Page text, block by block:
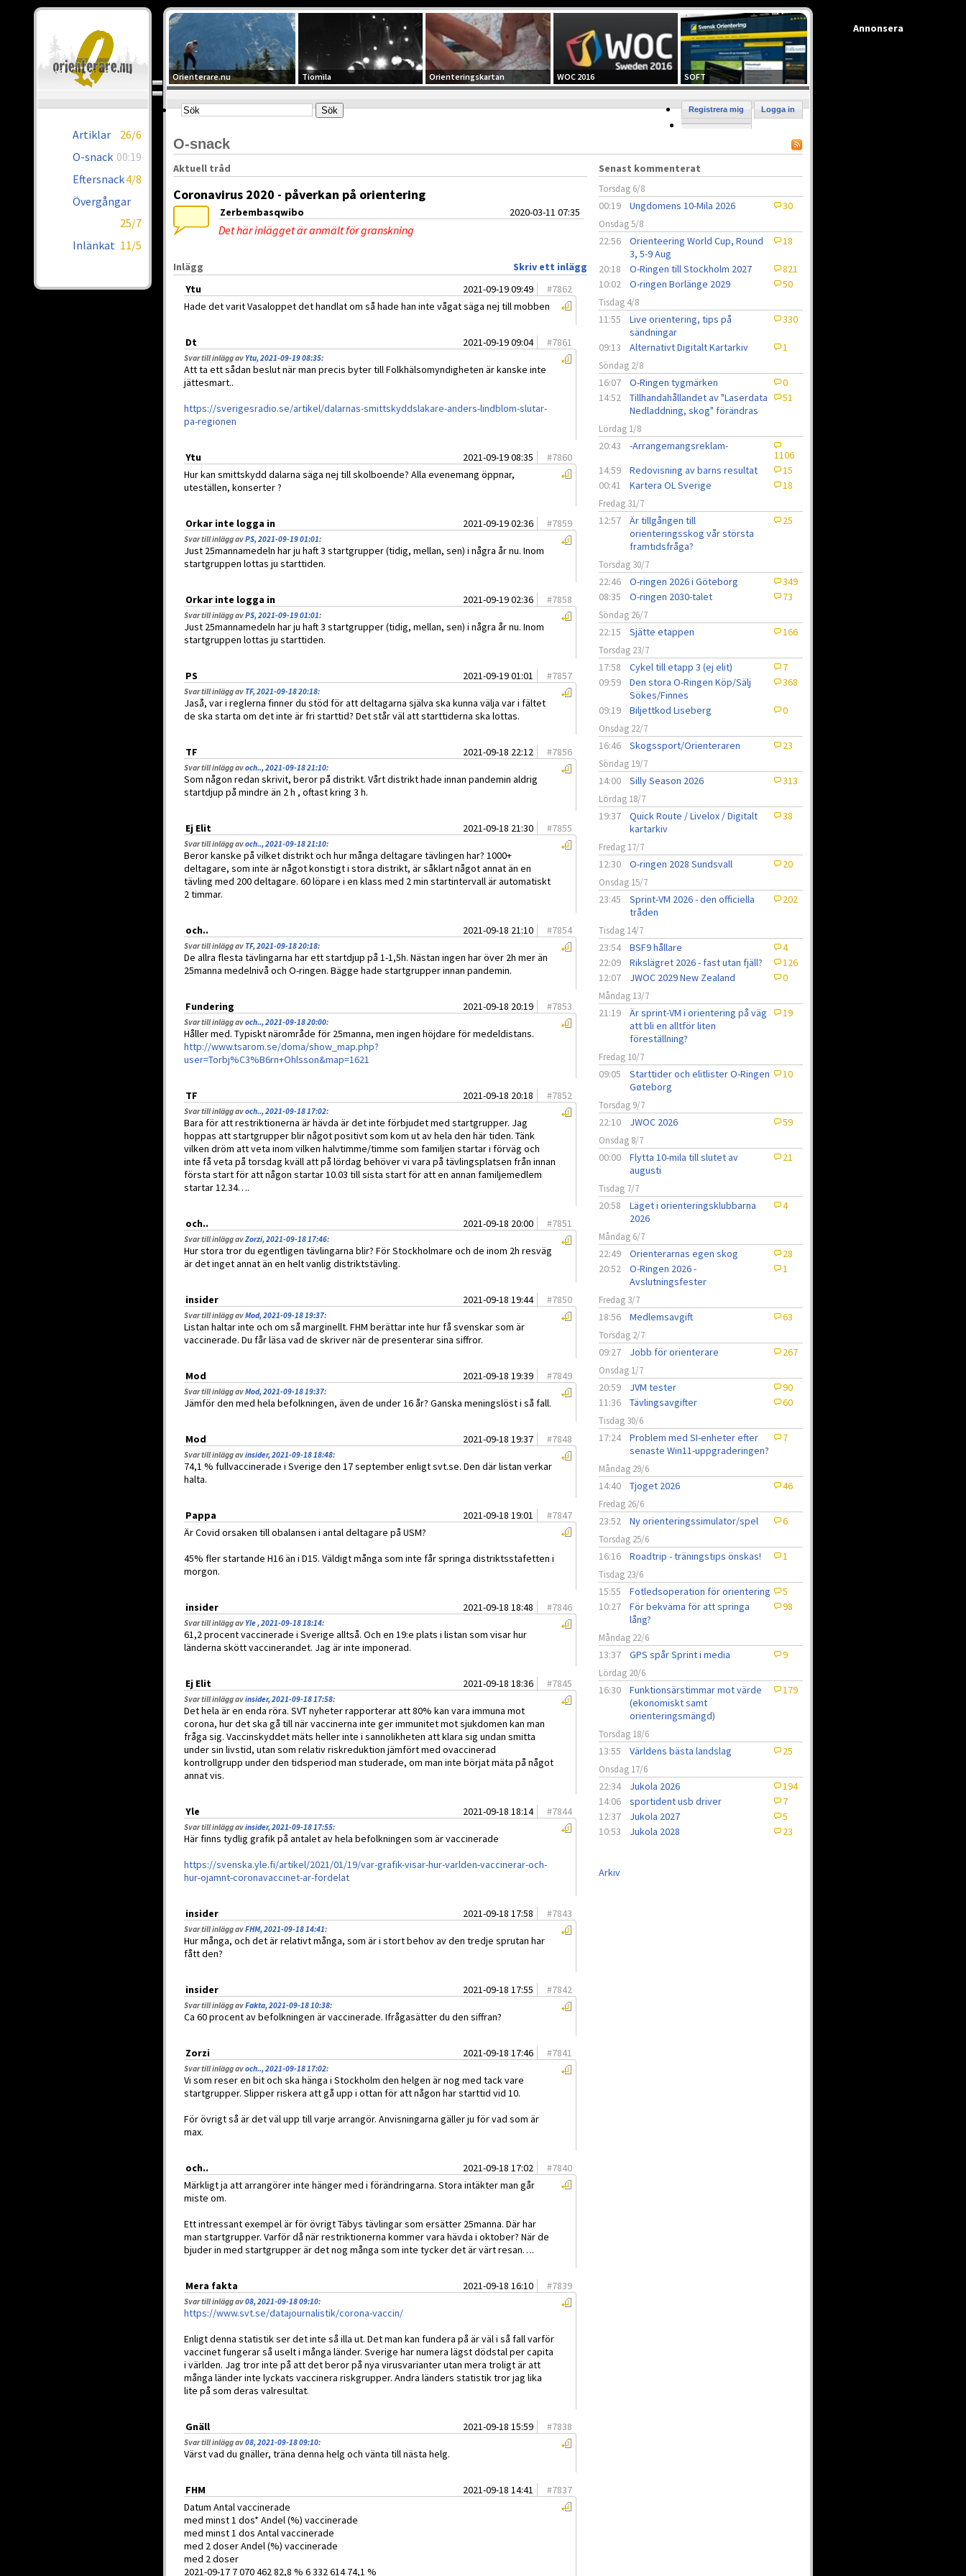
Artiklar
26/6
O-snack 00:19
Eftersnack4/8
Övergångar
25/7
Inlänkat 11/5
Orienterare.nu Tiomila Orienteringskartan WOC 2016 SOFT
Logga in
Registrera mig
O-snack
Aktuell tråd
Coronavirus 2020 - påverkan på orientering
Zerbembasqwibo 2020-03-11 07:35
Det här inlägget är anmält för granskning
Skriv ett inlägg
Inlägg
Ytu
2021-09-19 09:49 #7862
Hade det varit Vasaloppet det handlat om så hade han inte vågat säga nej till mobben
Dt 2021-09-19 09:04 #7861
Svar till inlägg av Ytu, 2021-09-19 08:35:
Att ta ett sådan beslut när man precis byter till Folkhälsomyndigheten är kanske inte
jättesmart..
https://sverigesradio.se/artikel/dalarnas-smittskyddslakare-anders-lindblom-slutar-
pa-regionen
Ytu 2021-09-19 08:35 #7860
Hur kan smittskydd dalarna säga nej till skolboende? Alla evenemang öppnar,
uteställen, konserter ?
Orkar inte logga in 2021-09-19 02:36 #7859
Svar till inlägg avPS, 2021-09-19 01:01:
Just 25mannamedeln har ju haft 3 startgrupper (tidig, mellan, sen) i några år nu. Inom
startgruppen lottas ju starttiden.
Orkar inte logga in 2021-09-19 02:36 #7858
Svar till inlägg avPS, 2021-09-19 01:01:
Just 25mannamedeln har ju haft 3 startgrupper (tidig, mellan, sen) i några år nu. Inom
startgruppen lottas ju starttiden.
PS 2021-09-19 01:01 #7857
Svar till inlägg av TF, 2021-09-18 20:18:
Jaså, var i reglerna finner du stöd för att deltagarna själva ska kunna välja var i fältet
de ska starta om det inte är fri starttid? Det står väl att starttiderna ska lottas.
TF 2021-09-18 22:12 #7856
Svar till inlägg avoch.., 2021-09-18 21:10:
Som någon redan skrivit, beror på distrikt. Vårt distrikt hade innan pandemin aldrig
startdjup på mindre än 2 h , oftast kring 3 h.
Ej Elit 2021-09-18 21:30 #7855
Svar till inlägg avoch.., 2021-09-18 21:10:
Beror kanske på vilket distrikt och hur många deltagare tävlingen har? 1000+
deltagare, som inte är något konstigt i stora distrikt, är såklart något annat än en
tävling med 200 deltagare. 60 löpare i en klass med 2 min startintervall är automatiskt
2 timmar.
och.. 2021-09-18 21:10 #7854
Svar till inlägg av TF, 2021-09-18 20:18:
De allra flesta tävlingarna har ett startdjup på 1-1,5h. Nästan ingen har över 2h mer än
25manna medelnivå och O-ringen. Bägge hade startgrupper innan pandemin.
Fundering 2021-09-18 20:19 #7853
Svar till inlägg avoch.., 2021-09-18 20:00:
Håller med. Typiskt närområde för 25manna, men ingen höjdare för medeldistans.
http://www.tsarom.se/doma/show_map.php?
user=Torbj%C3%B6rn+Ohlsson&map=1621
TF 2021-09-18 20:18 #7852
Svar till inlägg avoch.., 2021-09-18 17:02:
Bara för att restriktionerna är hävda är det inte förbjudet med startgrupper. Jag
hoppas att startgrupper blir något positivt som kom ut av hela den här tiden. Tänk
vilken dröm att veta inom vilken halvtimme/timme som familjen startar i förväg och
inte få veta på torsdag kväll att på lördag behöver vi vara på tävlingsplatsen från innan
första start för att någon startar 10.03 till sista start för att en annan familjemedlem
startar 12.34….
och.. 2021-09-18 20:00 #7851
Svar till inlägg avZorzi, 2021-09-18 17:46:
Hur stora tror du egentligen tävlingarna blir? För Stockholmare och de inom 2h resväg
är det inget annat än en helt vanlig distriktstävling.
insider 2021-09-18 19:44 #7850
Svar till inlägg avMod, 2021-09-18 19:37:
Listan haltar inte och om så marginellt. FHM berättar inte hur få svenskar som är
vaccinerade. Du får läsa vad de skriver när de presenterar sina siffror.
Mod 2021-09-18 19:39 #7849
Svar till inlägg avMod, 2021-09-18 19:37:
Jämför den med hela befolkningen, även de under 16 år? Ganska meningslöst i så fall.
Mod 2021-09-18 19:37 #7848
Svar till inlägg avinsider, 2021-09-18 18:48:
74,1 % fullvaccinerade i Sverige den 17 september enligt svt.se. Den där listan verkar
halta.
Pappa 2021-09-18 19:01 #7847
Är Covid orsaken till obalansen i antal deltagare på USM?
45% fler startande H16 än i D15. Väldigt många som inte får springa distriktsstafetten i
morgon.
insider 2021-09-18 18:48 #7846
Svar till inlägg av Yle , 2021-09-18 18:14:
61,2 procent vaccinerade i Sverige alltså. Och en 19:e plats i listan som visar hur
länderna skött vaccinerandet. Jag är inte imponerad.
Ej Elit 2021-09-18 18:36 #7845
Svar till inlägg avinsider, 2021-09-18 17:58:
Det hela är en enda röra. SVT nyheter rapporterar att 80% kan vara immuna mot
corona, hur det ska gå till när vaccinerna inte ger immunitet mot sjukdomen kan man
fråga sig. Vaccinskyddet mäts heller inte i sannolikheten att klara sig undan smitta
under sin livstid, utan som relativ riskreduktion jämfört med ovaccinerad
kontrollgrupp under den tidsperiod man studerade, om man inte börjat mäta på något
annat vis.
Yle 2021-09-18 18:14 #7844
Svar till inlägg avinsider, 2021-09-18 17:55:
Här finns tydlig grafik på antalet av hela befolkningen som är vaccinerade
https://svenska.yle.fi/artikel/2021/01/19/var-grafik-visar-hur-varlden-vaccinerar-och-
hur-ojamnt-coronavaccinet-ar-fordelat
insider 2021-09-18 17:58 #7843
Svar till inlägg avFHM, 2021-09-18 14:41:
Hur många, och det är relativt många, som är i stort behov av den tredje sprutan har
fått den?
insider 2021-09-18 17:55 #7842
Svar till inlägg avFakta, 2021-09-18 10:38:
Ca 60 procent av befolkningen är vaccinerade. Ifrågasätter du den siffran?
Zorzi 2021-09-18 17:46 #7841
Svar till inlägg avoch.., 2021-09-18 17:02:
Vi som reser en bit och ska hänga i Stockholm den helgen är nog med tack vare
startgrupper. Slipper riskera att gå upp i ottan för att någon har starttid vid 10.
För övrigt så är det väl upp till varje arrangör. Anvisningarna gäller ju för vad som är
max.
och.. 2021-09-18 17:02 #7840
Märkligt ja att arrangörer inte hänger med i förändringarna. Stora intäkter man går
miste om.
Ett intressant exempel är för övrigt Täbys tävlingar som ersätter 25manna. Där har
man startgrupper. Varför då när restriktionerna kommer vara hävda i oktober? När de
bjuder in med startgrupper är det nog många som inte tycker det är värt resan….
Mera fakta 2021-09-18 16:10 #7839
Svar till inlägg av08, 2021-09-18 09:10:
https://www.svt.se/datajournalistik/corona-vaccin/
Enligt denna statistik ser det inte så illa ut. Det man kan fundera på är väl i så fall varför
vaccinet fungerar så uselt i många länder. Sverige har numera lägst dödstal per capita
i världen. Jag tror inte på att det beror på nya virusvarianter utan mera troligt är att
många länder inte lyckats vaccinera riskgrupper. Andra länders statistik tror jag lika
lite på som deras valresultat.
Gnäll 2021-09-18 15:59 #7838
Svar till inlägg av08, 2021-09-18 09:10:
Värst vad du gnäller, träna denna helg och vänta till nästa helg.
FHM 2021-09-18 14:41 #7837
Datum Antal vaccinerade
med minst 1 dos* Andel (%) vaccinerade
med minst 1 dos Antal vaccinerade
med 2 doser Andel (%) vaccinerade
med 2 doser
2021-09-17 7 070 462 82,8 % 6 332 614 74,1 %
Senast kommenterat
Torsdag 6/8
00:19 Ungdomens 10-Mila 2026 30
Onsdag 5/8
22:56
Orienteering World Cup, Round
3, 5-9 Aug
18
20:18 O-Ringen till Stockholm 2027
821
10:02
O-ringen Borlänge 2029 50
Tisdag 4/8
11:55
Live orientering, tips på
sändningar
330
09:13 Alternativt Digitalt Kartarkiv 1
Söndag 2/8
16:07 O-Ringen tygmärken
0
14:52
Tillhandahållandet av "Laserdata
Nedladdning, skog" förändras
51
Lördag 1/8
20:43 -Arrangemangsreklam-
1106
14:59
Redovisning av barns resultat
15
00:41
Kartera OL Sverige 18
Fredag 31/7
12:57
Är tillgången till
orienteringsskog vår största
framtidsfråga?
25
Torsdag 30/7
22:46 O-ringen 2026 i Göteborg
349
08:35
O-ringen 2030-talet 73
Söndag 26/7
22:15 Sjätte etappen 166
Torsdag 23/7
17:58 Cykel till etapp 3 (ej elit)
7
09:59
Den stora O-Ringen Köp/Sälj
Sökes/Finnes
368
09:19 Biljettkod Liseberg 0
Onsdag 22/7
16:46 Skogssport/Orienteraren 23
Söndag 19/7
14:00 Silly Season 2026 313
Lördag 18/7
19:37
Quick Route / Livelox / Digitalt
kartarkiv
38
Fredag 17/7
12:30 O-ringen 2028 Sundsvall 20
Onsdag 15/7
23:45
Sprint-VM 2026 - den officiella
tråden
202
Tisdag 14/7
23:54 BSF9 hållare
4
22:09
Rikslägret 2026 - fast utan fjäll?
126
12:07
JWOC 2029 New Zealand 0
Måndag 13/7
21:19
Är sprint-VM i orientering på väg
att bli en alltför liten
föreställning?
19
Fredag 10/7
09:05
Starttider och elitlister O-Ringen
Gøteborg
10
Torsdag 9/7
22:10 JWOC 2026 59
Onsdag 8/7
00:00
Flytta 10-mila till slutet av
augusti
21
Tisdag 7/7
20:58
Läget i orienteringsklubbarna
2026
4
Måndag 6/7
22:49 Orienterarnas egen skog
28
20:52
O-Ringen 2026 -
Avslutningsfester
1
Fredag 3/7
18:56 Medlemsavgift 63
Torsdag 2/7
09:27 Jobb för orienterare 267
Onsdag 1/7
20:59 JVM tester
90
11:36
Tävlingsavgifter 60
Tisdag 30/6
17:24
Problem med SI-enheter efter
senaste Win11-uppgraderingen?
7
Måndag 29/6
14:40 Tjoget 2026 46
Fredag 26/6
23:52 Ny orienteringssimulator/spel 6
Torsdag 25/6
16:16 Roadtrip - träningstips önskas! 1
Tisdag 23/6
15:55 Fotledsoperation för orientering
5
10:27
För bekväma för att springa
lång?
98
Måndag 22/6
13:37 GPS spår Sprint i media 9
Lördag 20/6
16:30
Funktionsärstimmar mot värde
(ekonomiskt samt
orienteringsmängd)
179
Torsdag 18/6
13:55 Världens bästa landslag 25
Onsdag 17/6
22:34 Jukola 2026
194
14:06
sportident usb driver
7
12:37
Jukola 2027
5
10:53
Jukola 2028 23
Arkiv
Annonsera